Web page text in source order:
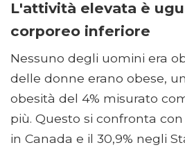
L'attività elevata è
corporeo inferiore
Nessuno degli uomini era
delle donne erano obese,
obesità del 4% misurato
più. Questo si confronta con
in Canada e il 30,9% negli